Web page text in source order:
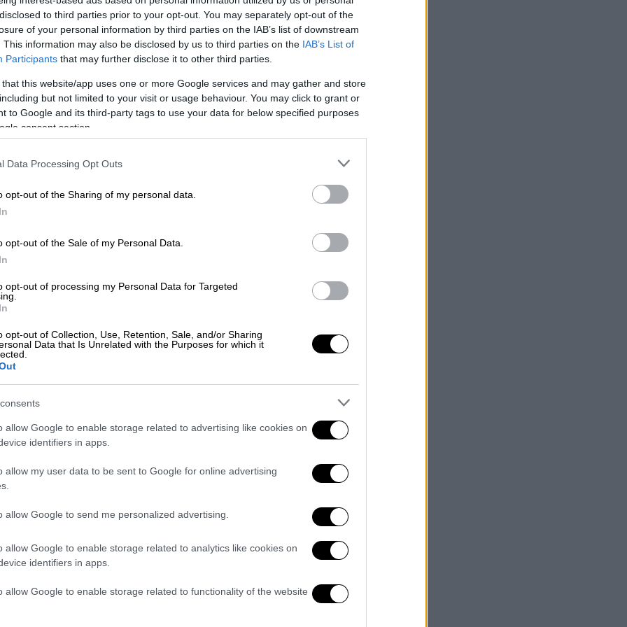
to third parties prior to your opt-out. You may separately opt-out of the
of your personal information by third parties on the IAB’s list of downstream
This information may also be disclosed by us to third parties on the IAB’s List of
Participants that may further disclose it to other third parties.
that this website/app uses one or more Google services and may gather and store
but not limited to your visit or usage behaviour. You may click to grant or
to Google and its third-party tags to use your data for below specified purposes
consent section.
Data Processing Opt Outs
opt-out of the Sharing of my personal data.
opt-out of the Sale of my Personal Data.
opt-out of processing my Personal Data for Targeted
opt-out of Collection, Use, Retention, Sale, and/or Sharing
Data that Is Unrelated with the Purposes for which it
allow Google to enable storage related to advertising like cookies on
identifiers in apps.
allow my user data to be sent to Google for online advertising
allow Google to send me personalized advertising.
allow Google to enable storage related to analytics like cookies on
identifiers in apps.
allow Google to enable storage related to functionality of the website
», διευκρίνισε στην ανακοίνωσή της
τη Χάγη.
και117 πυροβόλα όπλα, πρόσθεσε η
«
αστυνομίας το 2021 στη διάρκεια της
υποδομή της πλατφόρμας πώλησης.
των μυστικών υπηρεσιών στη
52 στη Γερμανία,δέκα στην Ολλανδία
(158)
ενεργοί σε άλλες παράνομες
πως ορισμένοι από αυτούς
μια νέα επιχείρηση «εμποδίζοντας
και προϊόντων στο σκοτεινό
περισσότερα από
MDMAκαι περισσότερα από10 κιλά LSD
πηγή.
εκδοχή του ίντερνετ όπου η ανωνυμία
αυξανόμενες επιθέσεις εδώ και
υπηρεσιών.
διαδίκτυο που θεωρείτο ως «